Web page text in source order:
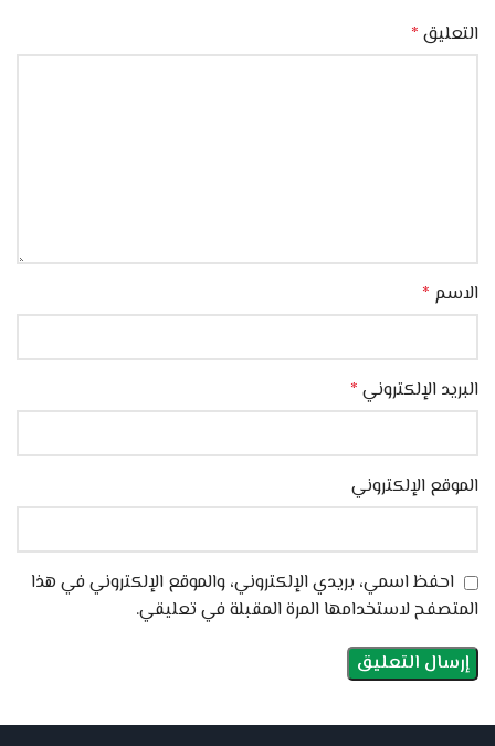
التعليق *
الاسم *
البريد الإلكتروني *
الموقع الإلكتروني
احفظ اسمي، بريدي الإلكتروني، والموقع الإلكتروني في هذا
المتصفح لاستخدامها المرة المقبلة في تعليقي.